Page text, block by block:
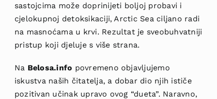
sastojcima može doprinijeti boljoj probavi i
cjelokupnoj detoksikaciji, Arctic Sea ciljano radi
na masnoćama u krvi. Rezultat je sveobuhvatniji
pristup koji djeluje s više strana.
Na Belosa.info povremeno objavljujemo
iskustva naših čitatelja, a dobar dio njih ističe
pozitivan učinak upravo ovog “dueta”. Naravno,